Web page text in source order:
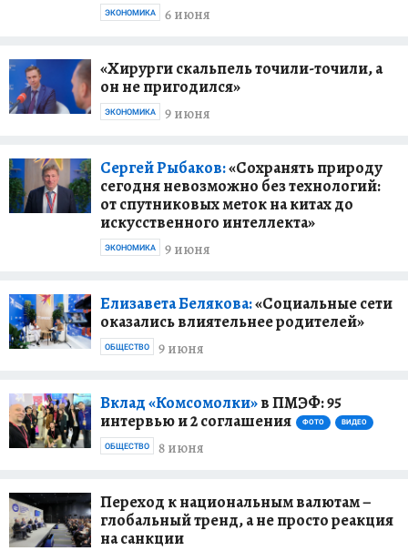
6 июня
ЭКОНОМИКА
«Хирурги скальпель точили-точили, а
он не пригодился»
9 июня
ЭКОНОМИКА
Сергей Рыбаков:«Сохранять природу
сегодня невозможно без технологий:
от спутниковых меток на китах до
искусственного интеллекта»
9 июня
ЭКОНОМИКА
Елизавета Белякова:«Социальные сети
оказались влиятельнее родителей»
9 июня
ОБЩЕСТВО
Вклад «Комсомолки»в ПМЭФ: 95
интервью и 2 соглашения
ФОТО ВИДЕО
8 июня
ОБЩЕСТВО
Переход к национальным валютам –
глобальный тренд, а не просто реакция
на санкции